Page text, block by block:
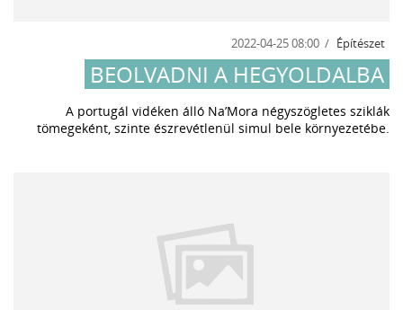
2022-04-25 08:00 Építészet
BEOLVADNI A HEGYOLDALBA
A portugál vidéken álló Na’Mora négyszögletes sziklák
tömegeként, szinte észrevétlenül simul bele környezetébe.